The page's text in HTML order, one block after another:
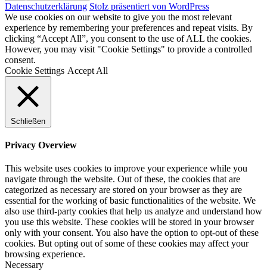
Datenschutzerklärung Stolz präsentiert von WordPress
We use cookies on our website to give you the most relevant
experience by remembering your preferences and repeat visits. By
clicking “Accept All”, you consent to the use of ALL the cookies.
However, you may visit "Cookie Settings" to provide a controlled
consent.
Cookie Settings Accept All
Schließen
Privacy Overview
This website uses cookies to improve your experience while you
navigate through the website. Out of these, the cookies that are
categorized as necessary are stored on your browser as they are
essential for the working of basic functionalities of the website. We
also use third-party cookies that help us analyze and understand how
you use this website. These cookies will be stored in your browser
only with your consent. You also have the option to opt-out of these
cookies. But opting out of some of these cookies may affect your
browsing experience.
Necessary